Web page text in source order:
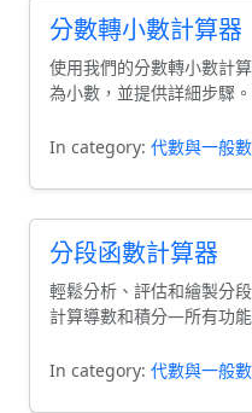
分數轉小數計算器
使用我們的分數轉小數計
為小數，並提供詳細步驟
In category: 代數與一般
分段函數計算器
輕鬆分析、評估和繪製分
計算導數和積分—所有功
In category: 代數與一般